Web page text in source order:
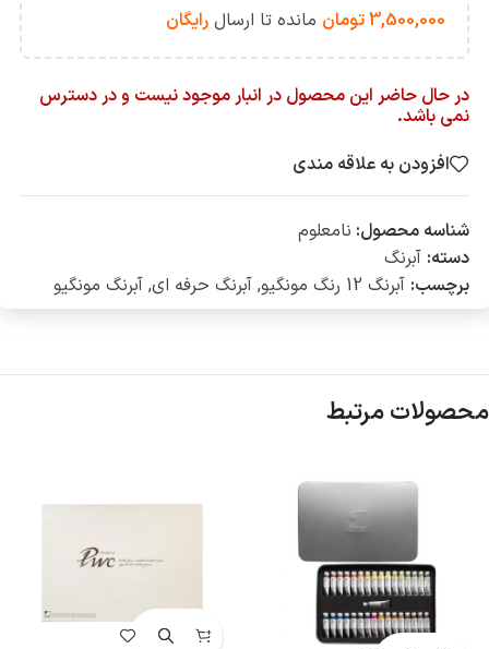
3,500,000تومان مانده تا ارسال رایگان
در حال حاضر این محصول در انبار موجود نیست و در دسترس
نمی باشد.
افزودن به علاقه مندی
شناسه محصول: نامعلوم
دسته: آبرنگ
برچسب: آبرنگ 12 رنگ مونگیو , آبرنگ حرفه ای, آبرنگ مونگیو
محصولات مرتبط